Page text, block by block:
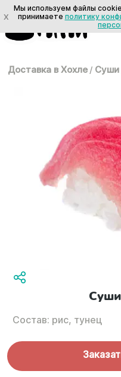
Доставка в Хохле / Суши
Состав: рис, тунец
X
Мы используем файлы
принимаете политику